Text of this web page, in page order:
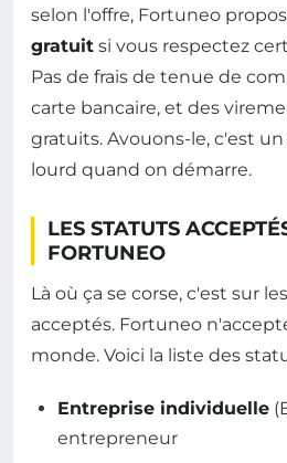
selon l'offre, Fortuneo
gratuit si vous respectez
Pas de frais de tenue de
carte bancaire, et des
gratuits. Avouons-le, c'est
lourd quand on démarre.
LES STATUTS
FORTUNEO
Là où ça se corse, c'est sur
acceptés. Fortuneo
monde. Voici la liste des
Entreprise individuelle
entrepreneur